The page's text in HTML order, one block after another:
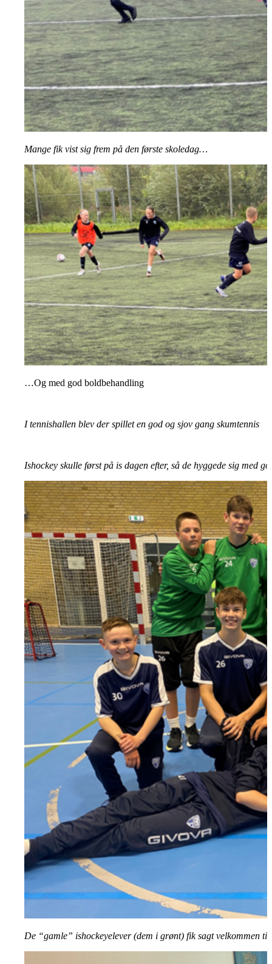
Mange fik vist sig frem på den første skoledag…
…Og med god boldbehandling
I tennishallen blev der spillet en god og sjov gang skumtennis
Ishockey skulle først på is dagen efter, så de hyggede sig med
De “gamle” ishockeyelever (dem i grønt) fik sagt velkommen